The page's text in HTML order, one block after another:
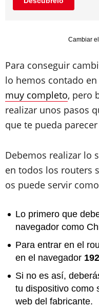
Cambiar
Para conseguir
lo hemos contado
muy completo, pero
realizar unos pasos
que te pueda
Debemos realizar lo
en todos los routers
os puede servir
Lo primero que
navegador como
Para entrar en el
en el navegador
Si no es así,
tu dispositivo como
web del fabricante.